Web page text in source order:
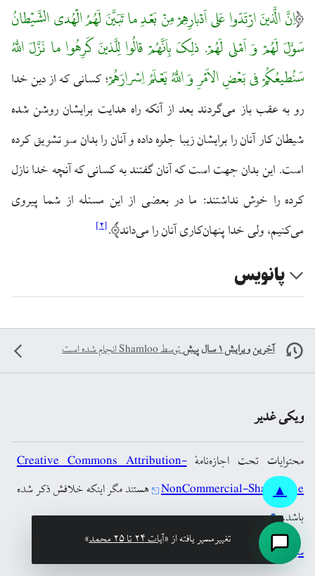
اِنَّ الَّذینَ ارْتَدّوا عَلی اَدْبارِهِمْ مِنْ بَعْدِ ما تَبَیَّنَ لَهُمُ الْهُدی الشَّیْطانُ
سَوَّلَ لَهُمْ وَ اَمْلی لَهُمْ. ذلِکَ بِاَنَّهُمْ قالُوا لِلَّذینَ کَرِهُوا ما نَزَّلَ اللَّهُ
سَنُطیعُکُمْ فی بَعْضِ الاَمْرِ وَ اللَّهُ یَعْلَمُ اِسْرارَهُمْ؛کسانی که از دین خدا
رو به عقب باز می‌گردند بعد از آنکه راه هدایت برایشان روشن شده
شیطان کار آنان را برایشان زیبا جلوه داده و آنان را بدان سو تشویق کرده
است. این بدان جهت است که آنان گفتند به کسانی که آنچه خدا نازل
کرده را خوش نداشتند: ما در بعضی از این مسئله از شما پیروی
می‌کنیم، ولی خدا پنهان‌کاری آنان را می‌داند .
[۲]
پانویس
▲
آخرین ویرایش ۱ سال پیش توسطShamlooانجام شده است
ویکی غدیر
محتوایات تحت اجازه‌نامهٔCreative Commons Attribution-
NonCommercial-ShareAlike هستند مگر اینکه خلافش ذکر شده
باشد.
سیاست حفظ حریم خصوصی
تغییرمسیر یافته از «آیات ۲۴ تا ۲۵ محمد »